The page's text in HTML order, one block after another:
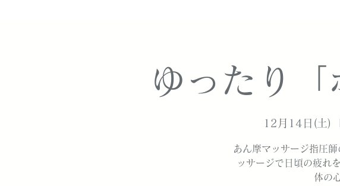
ゆったり
12月14日(土)
あん摩マッサージ指圧
ッサージで日頃の疲れ
体の